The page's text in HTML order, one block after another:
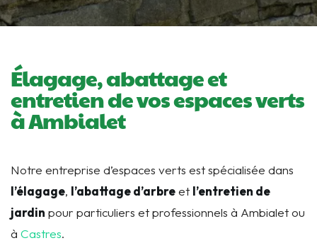
Élagage, abattage et
entretien de vos espaces verts
à Ambialet
Notre entreprise d’espaces verts est spécialisée dans
l’élagage, l’abattage d’arbreet l’entretien de
jardin pour particuliers et professionnels à Ambialet ou
à Castres.